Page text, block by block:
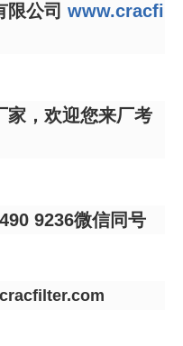
限公司 www.cracfi
家，欢迎您来厂考
9236微信同号